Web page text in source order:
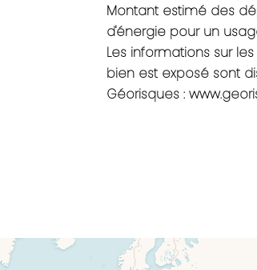
Montant estimé des
d'énergie pour un
Les informations sur
bien est exposé sont
Géorisques :